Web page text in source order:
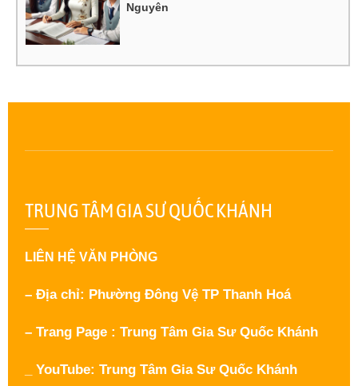
Nguyên
TRUNG TÂM GIA SƯ QUỐC KHÁNH
LIÊN HỆ VĂN PHÒNG
– Địa chỉ: Phường Đông Vệ TP Thanh Hoá
– Trang Page : Trung Tâm Gia Sư Quốc Khánh
_ YouTube: Trung Tâm Gia Sư Quốc Khánh